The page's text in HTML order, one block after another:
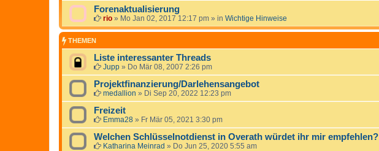
Forenaktualisierung
rio » Mo Jan 02, 2017 12:17 pm » in Wichtige Hinweise
THEMEN
Liste interessanter Threads
Jupp » Do Mär 08, 2007 2:26 pm
Projektfinanzierung/Darlehensangebot
medallion » Di Sep 20, 2022 12:23 pm
Freizeit
Emma28 » Fr Mär 05, 2021 3:30 pm
Welchen Schlüsselnotdienst in Overath würdet ihr mir empfehlen?
Katharina Meinrad » Do Jun 25, 2020 5:55 am